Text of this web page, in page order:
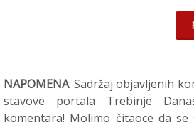
NAPOMENA: Sadržaj objavljenih
stavove portala Trebinje
komentara! Molimo čitaoce da